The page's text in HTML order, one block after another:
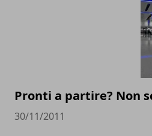
Pronti a partire? Non
30/11/2011